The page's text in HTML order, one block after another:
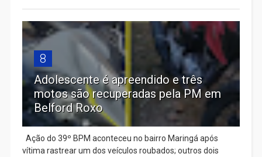
8
Adolescente é apreendido e três
motos são recuperadas pela PM em
Belford Roxo
Ação do 39º BPM aconteceu no bairro Maringá após
vítima rastrear um dos veículos roubados; outros dois